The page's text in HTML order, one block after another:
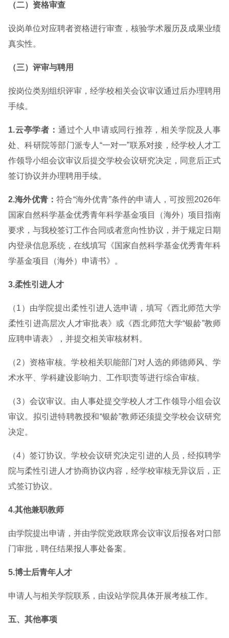
（二）资格审查
设岗单位对应聘者资格进行审查，核验学术履历及成果业绩
真实性。
（三）评审与聘用
按岗位类别组织评审，经学校相关会议审议通过后办理聘用
手续。
1.云亭学者： 通过个人申请或同行推荐，相关学院及人事
处、科研院等部门派专人“一对一”联系对接，经学校人才工
作领导小组会议审议后提交学校会议研究决定，同意后正式
签订协议并办理聘用手续。
2.海外优青：符合“海外优青”条件的申请人，可按照2026年
国家自然科学基金优秀青年科学基金项目（海外）项目指南
要求，与我校签订工作合同或者意向性协议，并于规定日期
内登录信息系统，在线填写《国家自然科学基金优秀青年科
学基金项目（海外）申请书》。
3.柔性引进人才
（1）由学院提出柔性引进人选申请，填写《西北师范大学
柔性引进高层次人才审批表》或《西北师范大学“银龄”教师
应聘申请表》，并提交相关审核材料。
（2）资格审核。学校相关职能部门对人选的师德师风、学
术水平、学科建设影响力、工作职责等进行综合审核。
（3）会议审议。由人事处提交学校人才工作领导小组会议
审议。拟引进特聘教授和“银龄”教师还须提交学校会议研究
决定。
（4）签订协议。学校会议研究决定引进的人员，经拟聘学
院与柔性引进人才协商协议内容，经学校审核无异议后，正
式签订协议。
4.其他兼职教师
由学院提出申请，并由学院党政联席会议审议后报各对口部
门审批，聘任结果报人事处备案。
5.博士后青年人才
申请人与相关学院联系，由设站学院具体开展考核工作。
五、其他事项